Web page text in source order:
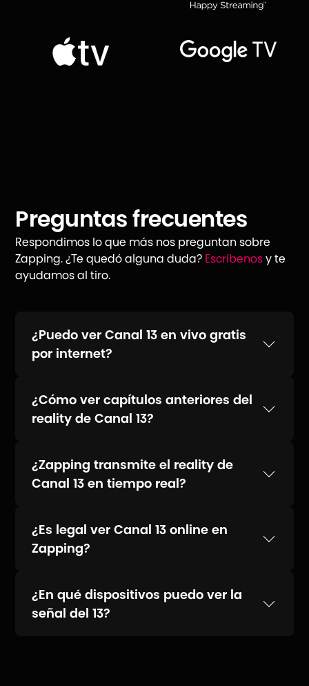
Preguntas frecuentes
Respondimos lo que más nos preguntan sobre
Zapping. ¿Te quedó alguna duda? Escríbenosy te
ayudamos al tiro.
¿Puedo ver Canal 13 en vivo gratis
por internet?
¿Cómo ver capítulos anteriores del
reality de Canal 13?
¿Zapping transmite el reality de
Canal 13 en tiempo real?
¿Es legal ver Canal 13 online en
Zapping?
¿En qué dispositivos puedo ver la
señal del 13?